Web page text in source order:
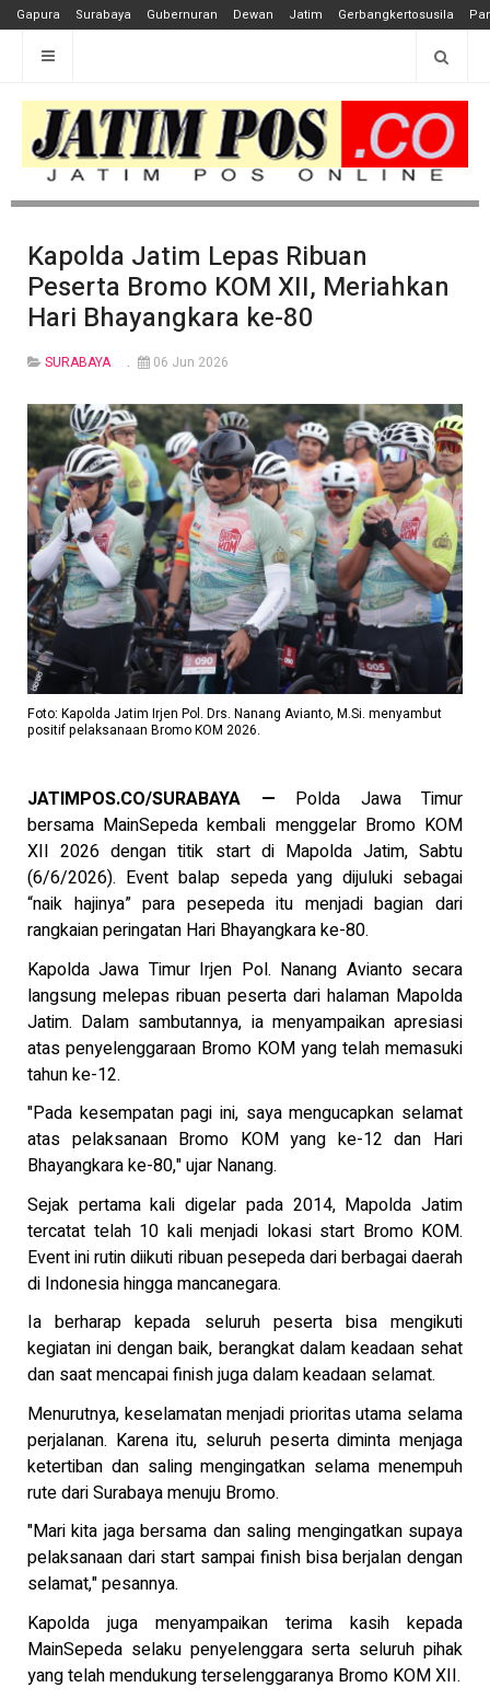
Gapura Surabaya Gubernuran Dewan Jatim Gerbangkertosusila
Kapolda Jatim Lepas Ribuan
Peserta Bromo KOM XII, Meriahkan
Hari Bhayangkara ke-80
SURABAYA 06 Jun 2026
Foto: Kapolda Jatim Irjen Pol. Drs. Nanang Avianto, M.Si. menyambut
positif pelaksanaan Bromo KOM 2026.
JATIMPOS.CO/SURABAYA — Polda Jawa Timur
bersama MainSepeda kembali menggelar Bromo KOM
XII 2026 dengan titik start di Mapolda Jatim, Sabtu
(6/6/2026). Event balap sepeda yang dijuluki sebagai
“naik hajinya” para pesepeda itu menjadi bagian dari
rangkaian peringatan Hari Bhayangkara ke-80.
Kapolda Jawa Timur Irjen Pol. Nanang Avianto secara
langsung melepas ribuan peserta dari halaman Mapolda
Jatim. Dalam sambutannya, ia menyampaikan apresiasi
atas penyelenggaraan Bromo KOM yang telah memasuki
tahun ke-12.
"Pada kesempatan pagi ini, saya mengucapkan selamat
atas pelaksanaan Bromo KOM yang ke-12 dan Hari
Bhayangkara ke-80," ujar Nanang.
Sejak pertama kali digelar pada 2014, Mapolda Jatim
tercatat telah 10 kali menjadi lokasi start Bromo KOM.
Event ini rutin diikuti ribuan pesepeda dari berbagai daerah
di Indonesia hingga mancanegara.
Ia berharap kepada seluruh peserta bisa mengikuti
kegiatan ini dengan baik, berangkat dalam keadaan sehat
dan saat mencapai finish juga dalam keadaan selamat.
Menurutnya, keselamatan menjadi prioritas utama selama
perjalanan. Karena itu, seluruh peserta diminta menjaga
ketertiban dan saling mengingatkan selama menempuh
rute dari Surabaya menuju Bromo.
"Mari kita jaga bersama dan saling mengingatkan supaya
pelaksanaan dari start sampai finish bisa berjalan dengan
selamat," pesannya.
Kapolda juga menyampaikan terima kasih kepada
MainSepeda selaku penyelenggara serta seluruh pihak
yang telah mendukung terselenggaranya Bromo KOM XII.